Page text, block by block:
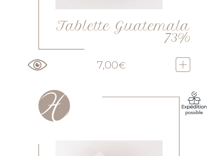
Tablette Guatemala
73%
7,00€